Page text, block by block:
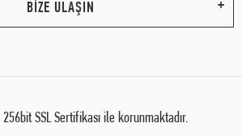
BİZE ULAŞIN
SSL Sertifikası ile korunmaktadır.